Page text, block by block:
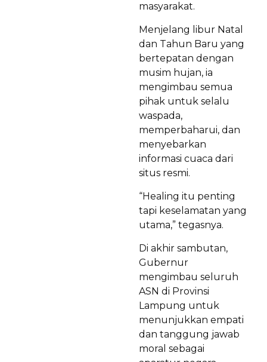
masyarakat.
Menjelang libur Natal
dan Tahun Baru yang
bertepatan dengan
musim hujan, ia
mengimbau semua
pihak untuk selalu
waspada,
memperbaharui, dan
menyebarkan
informasi cuaca dari
situs resmi.
“Healing itu penting
tapi keselamatan yang
utama,” tegasnya.
Di akhir sambutan,
Gubernur
mengimbau seluruh
ASN di Provinsi
Lampung untuk
menunjukkan empati
dan tanggung jawab
moral sebagai